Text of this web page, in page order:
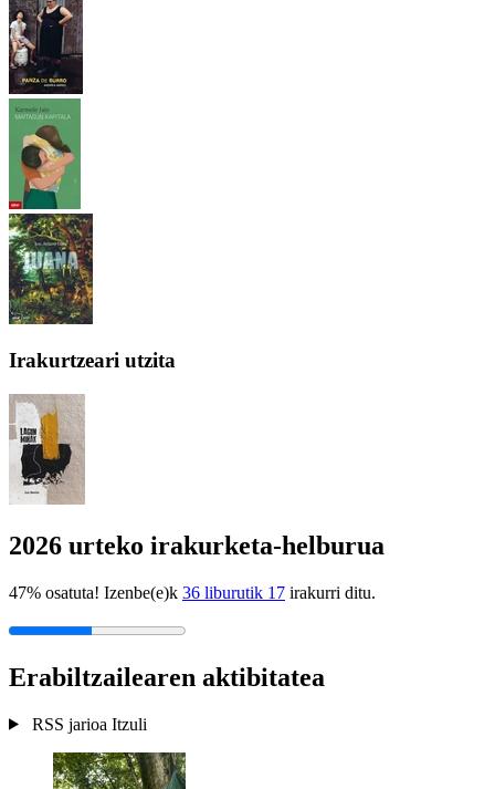
Irakurtzeari utzita
2026 urteko irakurketa-helburua
47% osatuta! Izenbe(e)k 36 liburutik 17 irakurri ditu.
Erabiltzailearen aktibitatea
RSS jarioa Itzuli